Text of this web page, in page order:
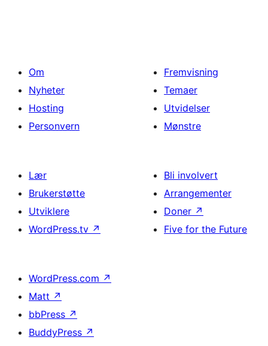
Om
Nyheter
Hosting
Personvern
Fremvisning
Temaer
Utvidelser
Mønstre
Lær
Brukerstøtte
Utviklere
WordPress.tv ↗
Bli involvert
Arrangementer
Doner ↗
Five for the Future
WordPress.com ↗
Matt ↗
bbPress ↗
BuddyPress ↗